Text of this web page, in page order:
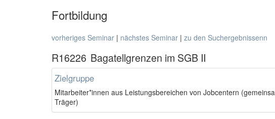
Fortbildung
vorheriges Seminar | nächstes Seminar | zu den Suchergebnissenn
R16226 Bagatellgrenzen im SGB II
Zielgruppe
Mitarbeiter*innen aus Leistungsbereichen von Jobcentern
Träger)